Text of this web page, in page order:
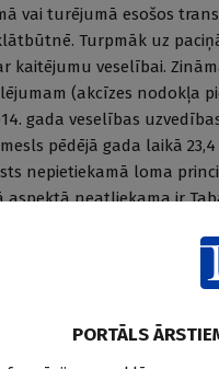
vai turējumā esošos
Turpmāk uz
kaitējumu veselībai.
(akcīzes nodokļa
gada veselības
pēdējā gada laikā
nepietiekamā loma
aspektā neatliekama ir
ka Veselības ministrijai ir
kas to vēlas: “Veselības
valsts politiku
un ar tām saistītu
no tabakas atkarības
PORTĀLS